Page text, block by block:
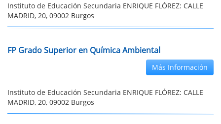
Instituto de Educación Secundaria ENRIQUE FLÓREZ: CALLE
MADRID, 20, 09002 Burgos
FP Grado Superior en Química Ambiental
Más Información
Instituto de Educación Secundaria ENRIQUE FLÓREZ: CALLE
MADRID, 20, 09002 Burgos